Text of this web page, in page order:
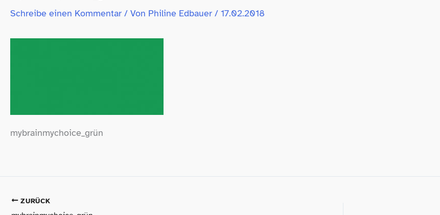
Schreibe einen Kommentar / Von Philine Edbauer / 17.02.2018
mybrainmychoice_​grün
ZURÜCK